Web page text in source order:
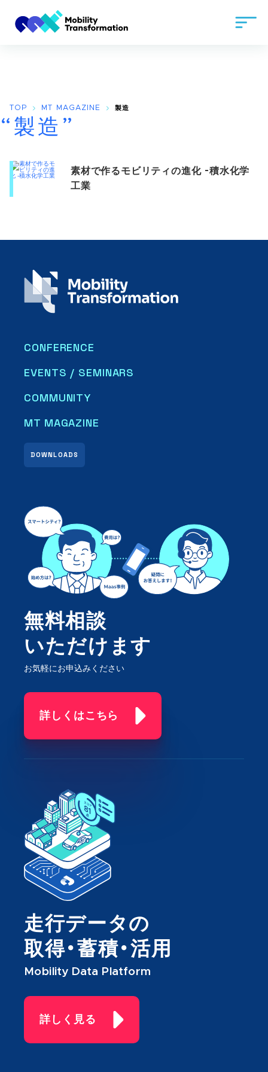
TOP MT MAGAZINE 製造
“製造”
素材で作るモビリティの進化 -積水化学
工業
CONFERENCE
EVENTS / SEMINARS
COMMUNITY
DOWNLOADS
MT MAGAZINE
無料相談
いただけます
お気軽にお申込みください
詳しくはこちら
走行データの
取得・蓄積・活用
Mobility Data Platform
詳しく見る